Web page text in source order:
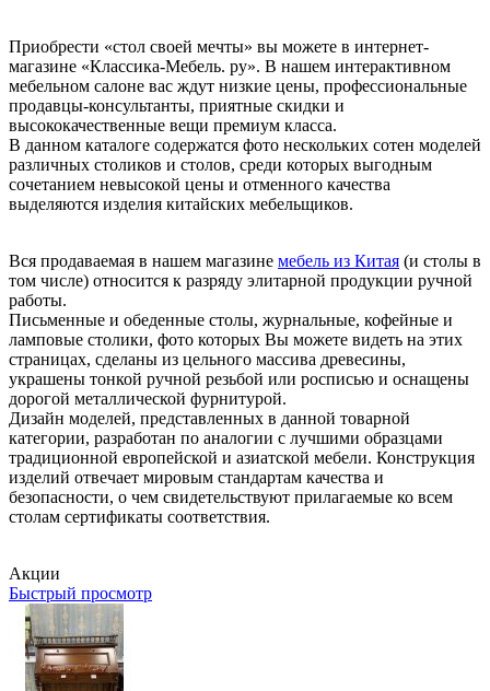
Приобрести «стол своей мечты» вы можете в интернет-
магазине «Классика-Мебель. ру». В нашем интерактивном
мебельном салоне вас ждут низкие цены, профессиональные
продавцы-консультанты, приятные скидки и
высококачественные вещи премиум класса.
В данном каталоге содержатся фото нескольких сотен моделей
различных столиков и столов, среди которых выгодным
сочетанием невысокой цены и отменного качества
выделяются изделия китайских мебельщиков.
Вся продаваемая в нашем магазине мебель из Китая (и столы в
том числе) относится к разряду элитарной продукции ручной
работы.
Письменные и обеденные столы, журнальные, кофейные и
ламповые столики, фото которых Вы можете видеть на этих
страницах, сделаны из цельного массива древесины,
украшены тонкой ручной резьбой или росписью и оснащены
дорогой металлической фурнитурой.
Дизайн моделей, представленных в данной товарной
категории, разработан по аналогии с лучшими образцами
традиционной европейской и азиатской мебели. Конструкция
изделий отвечает мировым стандартам качества и
безопасности, о чем свидетельствуют прилагаемые ко всем
столам сертификаты соответствия.
Акции
Быстрый просмотр